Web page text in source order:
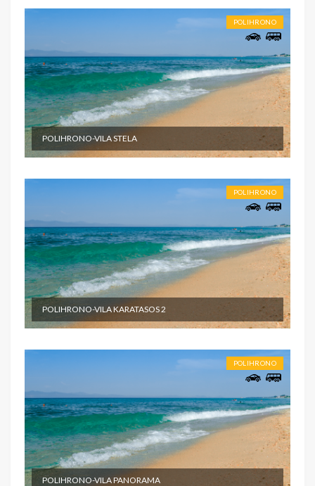
POLIHRONO
POLIHRONO-VILA STELA
POLIHRONO
POLIHRONO-VILA KARATASOS 2
POLIHRONO
POLIHRONO-VILA PANORAMA